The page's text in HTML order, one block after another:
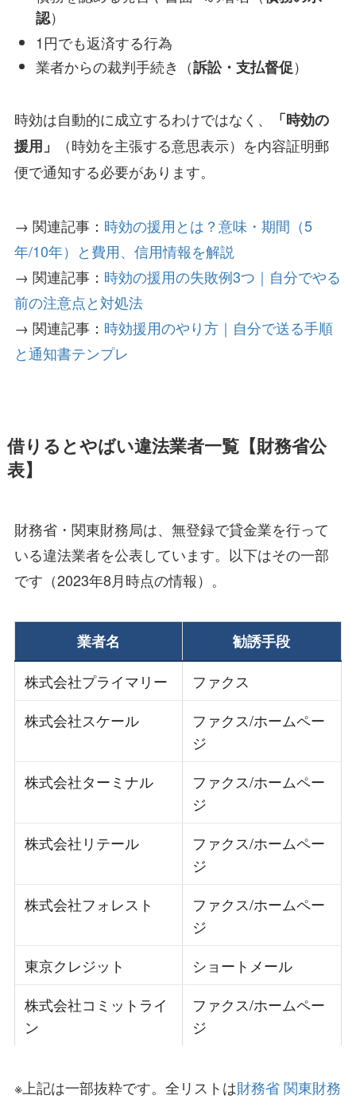
認）
1円でも返済する行為
業者からの裁判手続き（訴訟・支払督促）
時効は自動的に成立するわけではなく、
「時効の
援用」
（時効を主張する意思表示）を内容証明郵
便で通知する必要があります。
→ 関連記事： 時効の援用とは？意味・期間（5
年/10年）と費用、信用情報を解説
→ 関連記事： 時効の援用の失敗例3つ｜自分でやる
前の注意点と対処法
→ 関連記事： 時効援用のやり方｜自分で送る手順
と通知書テンプレ
借りるとやばい違法業者一覧【財務省公
表】
財務省・関東財務局は、無登録で貸金業を行って
いる違法業者を公表しています。以下はその一部
です（2023年8月時点の情報）。
業者名
勧誘手段
株式会社プライマリー
ファクス
株式会社スケール
ファクス/ホームペー
ジ
株式会社ターミナル
ファクス/ホームペー
ジ
株式会社リテール
ファクス/ホームペー
ジ
株式会社フォレスト
ファクス/ホームペー
ジ
東京クレジット
ショートメール
株式会社コミットライ
ン
ファクス/ホームペー
ジ
※上記は一部抜粋です。全リストは財務省 関東財務